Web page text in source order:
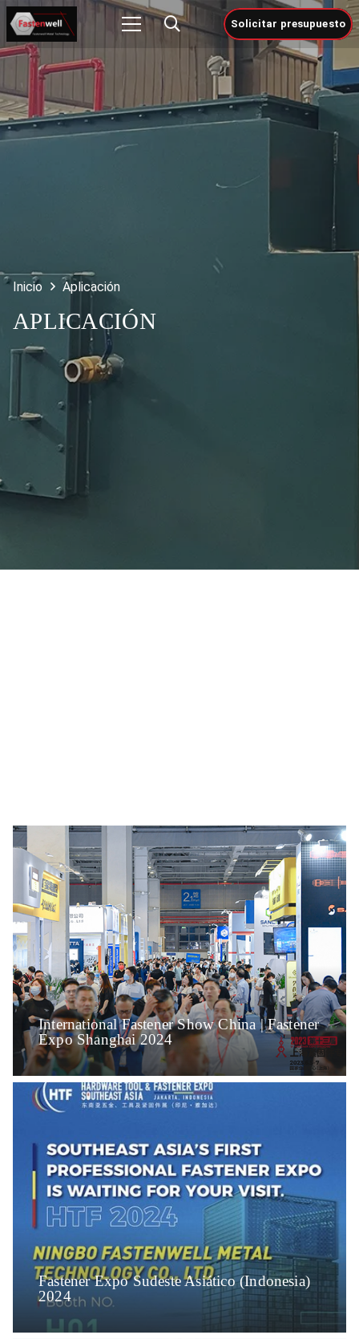
Solicitar presupuesto
Inicio Aplicación
APLICACIÓN
International Fastener Show China | Fastener
Expo Shanghai 2024
Fastener Expo Sudeste Asiático (Indonesia)
2024